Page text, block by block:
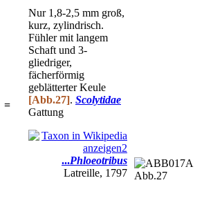
=
Nur 1,8-2,5 mm groß,
kurz, zylindrisch.
Fühler mit langem
Schaft und 3-
gliedriger,
fächerförmig
geblätterter Keule
[Abb.27]. Scolytidae
Gattung
...Phloeotribus
Latreille, 1797
Abb.27